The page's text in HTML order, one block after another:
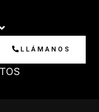
LLÁMANOS